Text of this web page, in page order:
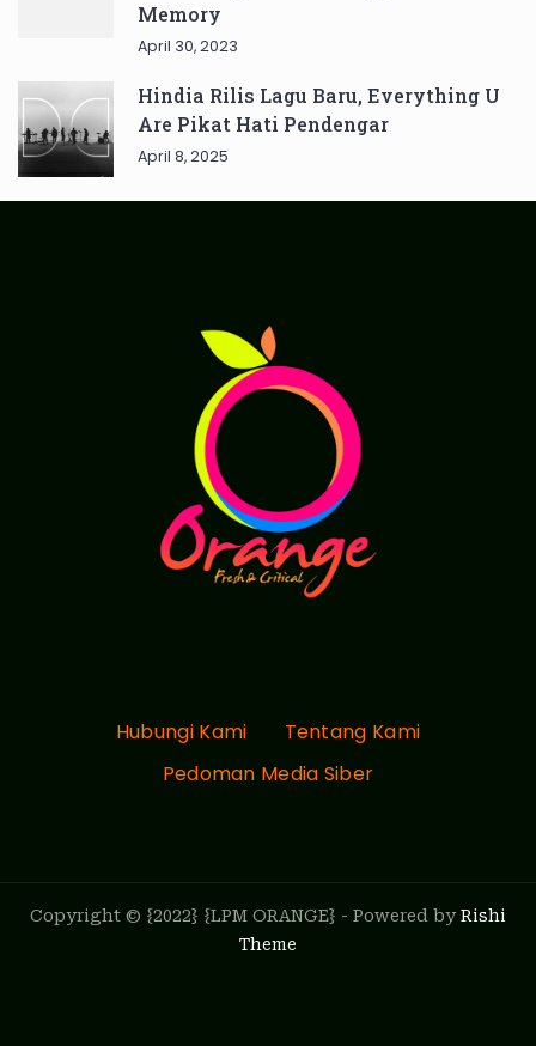
Memory
April 30, 2023
Hindia Rilis Lagu Baru, Everything U
Are Pikat Hati Pendengar
April 8, 2025
Hubungi Kami
Tentang Kami
Pedoman Media Siber
Copyright © {2022} {LPM ORANGE} - Powered byRishi
Theme